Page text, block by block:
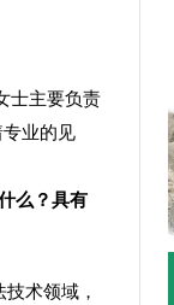
士主要负责
业的见
么？具有
术领域，